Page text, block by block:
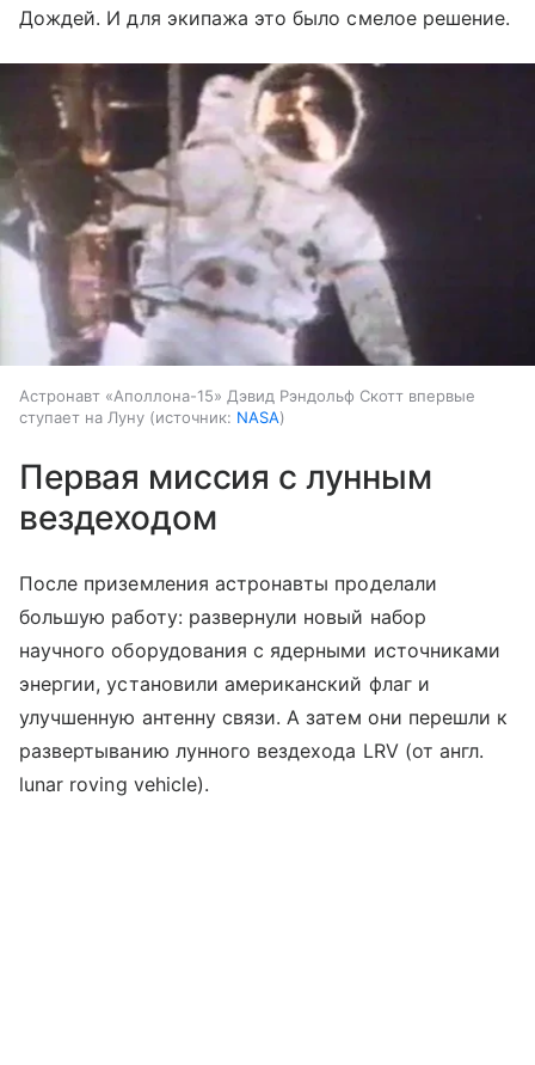
Дождей. И для экипажа это было смелое решение.
Астронавт «Аполлона-15» Дэвид Рэндольф Скотт впервые
ступает на Луну
источник: NASA
Первая миссия с лунным
вездеходом
После приземления астронавты проделали
большую работу: развернули новый набор
научного оборудования с ядерными источниками
энергии, установили американский флаг и
улучшенную антенну связи. А затем они перешли к
развертыванию лунного вездехода LRV (от англ.
lunar roving vehicle).